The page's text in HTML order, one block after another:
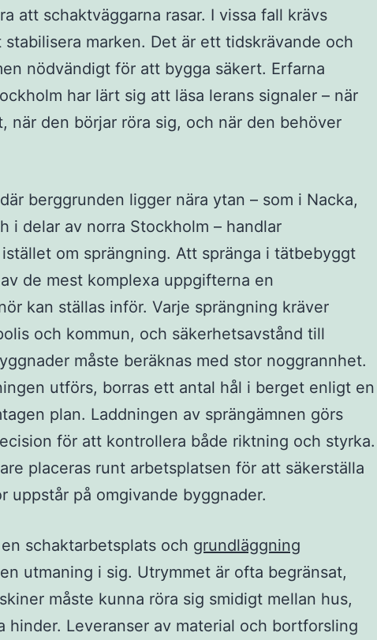
att schaktväggarna rasar. I vissa fall krävs
marken. Det är ett tidskrävande och
nödvändigt för att bygga säkert. Erfarna
har lärt sig att läsa lerans signaler – när
när den börjar röra sig, och när den behöver
berggrunden ligger nära ytan – som i Nacka,
i delar av norra Stockholm – handlar
om sprängning. Att spränga i tätbebyggt
de mest komplexa uppgifterna en
kan ställas inför. Varje sprängning kräver
och kommun, och säkerhetsavstånd till
måste beräknas med stor noggrannhet.
utförs, borras ett antal hål i berget enligt en
plan. Laddningen av sprängämnen görs
för att kontrollera både riktning och styrka.
placeras runt arbetsplatsen för att säkerställa
uppstår på omgivande byggnader.
schaktarbetsplats och grundläggning
utmaning i sig. Utrymmet är ofta begränsat,
måste kunna röra sig smidigt mellan hus,
hinder. Leveranser av material och bortforsling